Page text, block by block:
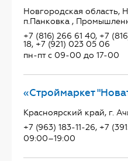
Новгородская область,
п.Панковка ,
+7 (816) 266 61 40, +7
18, +7 (921) 023 05 06
пн-пт с 09-00 до 17-00
«Строймаркет
Красноярский край, г.
+7 (963) 183-11-26, +7
09:00–19:00